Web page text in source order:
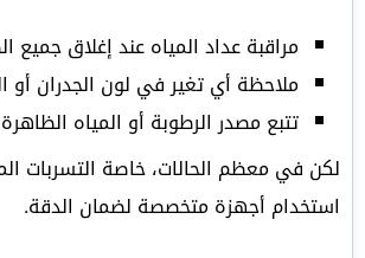
مراقبة عداد المياه عند إغلاق جميع
ملاحظة أي تغير في لون الجدران أو
تتبع مصدر الرطوبة أو المياه الظاهرة
لكن في معظم الحالات، خاصة التسربات
استخدام أجهزة متخصصة لضمان الدقة.